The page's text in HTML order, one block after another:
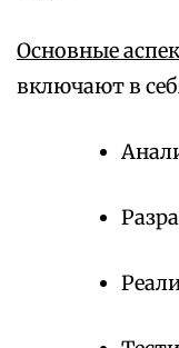
Основные
включают в